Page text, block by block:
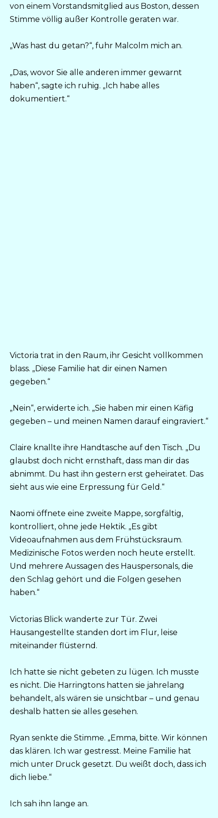
von einem Vorstandsmitglied aus Boston, dessen
Stimme völlig außer Kontrolle geraten war.
„Was hast du getan?“, fuhr Malcolm mich an.
„Das, wovor Sie alle anderen immer gewarnt
haben“, sagte ich ruhig. „Ich habe alles
dokumentiert.“
Victoria trat in den Raum, ihr Gesicht vollkommen
blass. „Diese Familie hat dir einen Namen
gegeben.“
„Nein“, erwiderte ich. „Sie haben mir einen Käfig
gegeben – und meinen Namen darauf eingraviert.“
Claire knallte ihre Handtasche auf den Tisch. „Du
glaubst doch nicht ernsthaft, dass man dir das
abnimmt. Du hast ihn gestern erst geheiratet. Das
sieht aus wie eine Erpressung für Geld.“
Naomi öffnete eine zweite Mappe, sorgfältig,
kontrolliert, ohne jede Hektik. „Es gibt
Videoaufnahmen aus dem Frühstücksraum.
Medizinische Fotos werden noch heute erstellt.
Und mehrere Aussagen des Hauspersonals, die
den Schlag gehört und die Folgen gesehen
haben.“
Victorias Blick wanderte zur Tür. Zwei
Hausangestellte standen dort im Flur, leise
miteinander flüsternd.
Ich hatte sie nicht gebeten zu lügen. Ich musste
es nicht. Die Harringtons hatten sie jahrelang
behandelt, als wären sie unsichtbar – und genau
deshalb hatten sie alles gesehen.
Ryan senkte die Stimme. „Emma, bitte. Wir können
das klären. Ich war gestresst. Meine Familie hat
mich unter Druck gesetzt. Du weißt doch, dass ich
dich liebe.“
Ich sah ihn lange an.